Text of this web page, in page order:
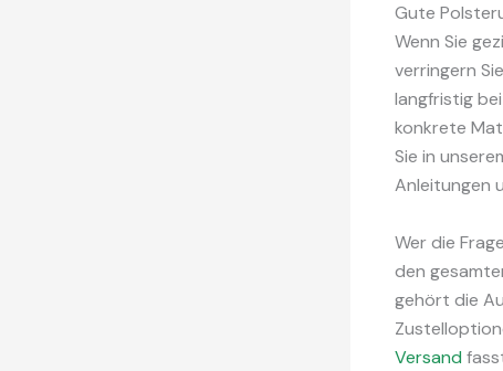
Gute
Wenn Sie
verringern
langfristig
konkrete
Sie in
Anleitungen
Wer die
den
gehört die
Versand